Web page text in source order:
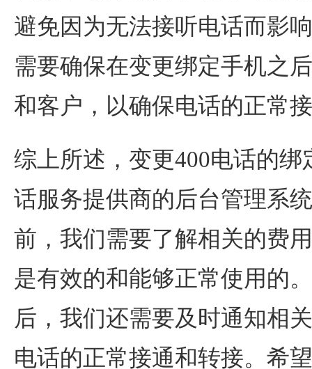
避免因为无法接听电话而影
需要确保在变更绑定手机之
和客户，以确保电话的正常
综上所述，变更400电话的
话服务提供商的后台管理系
前，我们需要了解相关的费
是有效的和能够正常使用的
后，我们还需要及时通知相
电话的正常接通和转接。希